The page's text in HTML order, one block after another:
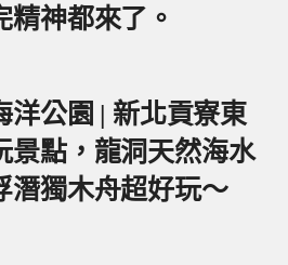
精神都來了。
洋公園 | 新北貢寮東
景點，龍洞天然海水
潛獨木舟超好玩～